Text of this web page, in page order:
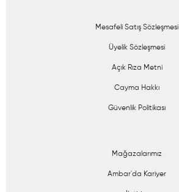
Mesafeli Satış Sözleşmesi
Üyelik Sözleşmesi
Açık Rıza Metni
Cayma Hakkı
Güvenlik Politikası
Mağazalarımız
Ambar'da Kariyer